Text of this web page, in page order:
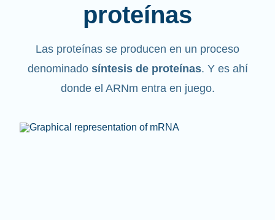
proteínas
Las proteínas se producen en un proceso
denominado síntesis de proteínas. Y es ahí
donde el ARNm entra en juego.